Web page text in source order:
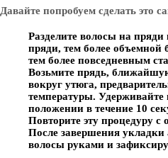
Давайте попробуем сделать это
Разделите волосы на
пряди, тем более
тем более повседневным
Возьмите прядь,
вокруг утюга,
температуры. Удерживайте
положении в течение 10
Повторите эту процедуру
После завершения укладки
волосы руками и